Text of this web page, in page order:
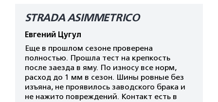
STRADA ASIMMETRICO
Евгений Цугул
Еще в прошлом сезоне проверена
полностью. Прошла тест на крепкость
после заезда в яму. По износу все норм,
расход до 1 мм в сезон. Шины ровные без
изъяна, не проявилось заводского брака и
не нажито повреждений. Контакт есть в